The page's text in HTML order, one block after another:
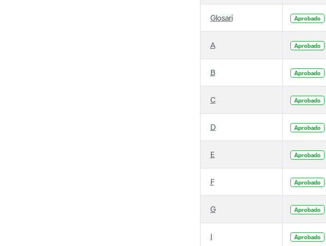
Glosari Aprobado
A
B Aprobado
C
D Aprobado
E
F Aprobado
G
I Aprobado